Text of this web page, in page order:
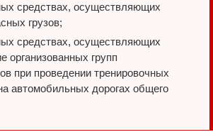
средствах, осуществляющих
грузов;
средствах, осуществляющих
организованных групп
при проведении тренировочных
автомобильных дорогах общего